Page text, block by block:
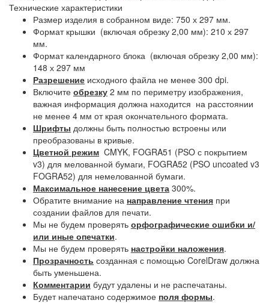
Технические характеристики
Размер изделия в собранном виде: 750 х 297 мм.
Формат крышки (включая обрезку 2,00 мм): 210 х 297
мм.
Формат календарного блока (включая обрезку 2,00 мм):
148 х 297 мм
Разрешение исходного файла не менее 300 dpi.
Включите обрезку 2 мм по периметру изображения,
важная информация должна находится на расстоянии
не менее 4 мм от края окончательного формата.
Шрифты должны быть полностью встроены или
преобразованы в кривые.
Цветной режим CMYK, FOGRA51 (PSO с покрытием
v3) для мелованной бумаги, FOGRA52 (PSO uncoated v3
FOGRA52) для немелованной бумаги.
Максимальное нанесение цвета 300%.
Обратите внимание на направление чтения при
создании файлов для печати.
Мы не будем проверять орфографические ошибки и/
или иные опечатки.
Мы не будем проверять настройки наложения.
Прозрачность созданная с помощью CorelDraw должна
быть уменьшена.
Комментарии будут удалены и не распечатаны.
Будет напечатано содержимое поля формы.